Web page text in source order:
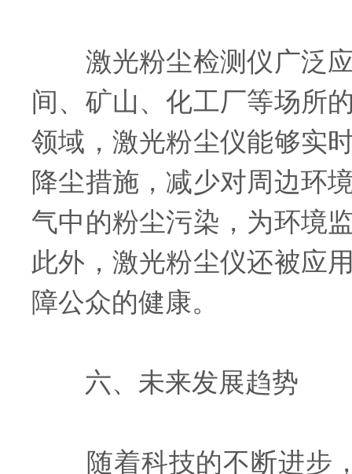
激光粉尘检测仪广泛应
间、矿山、化工厂等场所
领域，激光粉尘仪能够实
降尘措施，减少对周边环
气中的粉尘污染，为环境
此外，激光粉尘仪还被应
障公众的健康。
六、未来发展趋势
随着科技的不断进步，